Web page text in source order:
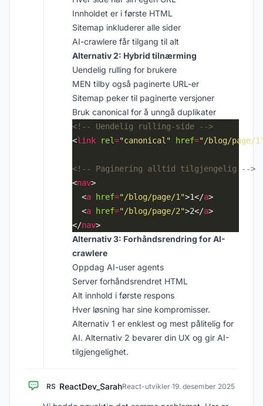
Innholdet er i første HTML
Sitemap inkluderer alle sider
AI-crawlere får tilgang til alt
Alternativ 2: Hybrid tilnærming
Uendelig rulling for brukere
MEN tilby også paginerte URL-er
Sitemap peker til paginerte versjoner
Bruk canonical for å unngå duplikater
<!-- Uendelig rulling-side -->
<link rel="canonical" href="/blog/page/
<!-- Paginering alltid tilgjengelig -->
<nav
  <
a href="/blog/page/1">1</a
  <
a href="/blog/page/2">2</a
</nav
Alternativ 3: Forhåndsrendring for AI-
crawlere
Oppdag AI-user agents
Server forhåndsrendret HTML
Alt innhold i første respons
Hver løsning har sine kompromisser.
Alternativ 1 er enklest og mest pålitelig for
AI. Alternativ 2 bevarer din UX og gir AI-
tilgjengelighet.
RS ReactDev_SarahReact-utvikler·19. desember 2025